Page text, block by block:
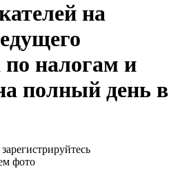
на
по налогам и
полный день в
фото